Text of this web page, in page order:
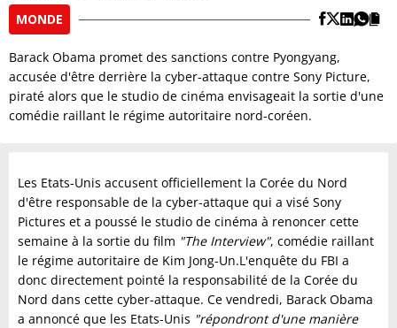
MONDE
Barack Obama promet des sanctions contre Pyongyang,
accusée d'être derrière la cyber-attaque contre Sony Picture,
piraté alors que le studio de cinéma envisageait la sortie d'une
comédie raillant le régime autoritaire nord-coréen.
Les Etats-Unis accusent officiellement la Corée du Nord
d'être responsable de la cyber-attaque qui a visé Sony
Pictures et a poussé le studio de cinéma à renoncer cette
semaine à la sortie du film "The Interview", comédie raillant
le régime autoritaire de Kim Jong-Un.L'enquête du FBI a
donc directement pointé la responsabilité de la Corée du
Nord dans cette cyber-attaque. Ce vendredi, Barack Obama
a annoncé que les Etats-Unis "répondront d'une manière